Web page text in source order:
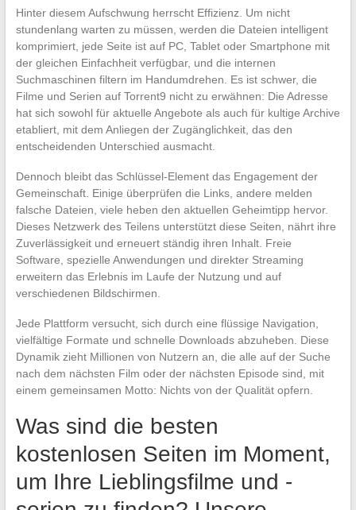
Hinter diesem Aufschwung herrscht Effizienz. Um nicht
stundenlang warten zu müssen, werden die Dateien intelligent
komprimiert, jede Seite ist auf PC, Tablet oder Smartphone mit
der gleichen Einfachheit verfügbar, und die internen
Suchmaschinen filtern im Handumdrehen. Es ist schwer, die
Filme und Serien auf Torrent9 nicht zu erwähnen: Die Adresse
hat sich sowohl für aktuelle Angebote als auch für kultige Archive
etabliert, mit dem Anliegen der Zugänglichkeit, das den
entscheidenden Unterschied ausmacht.
Dennoch bleibt das Schlüssel-Element das Engagement der
Gemeinschaft. Einige überprüfen die Links, andere melden
falsche Dateien, viele heben den aktuellen Geheimtipp hervor.
Dieses Netzwerk des Teilens unterstützt diese Seiten, nährt ihre
Zuverlässigkeit und erneuert ständig ihren Inhalt. Freie
Software, spezielle Anwendungen und direkter Streaming
erweitern das Erlebnis im Laufe der Nutzung und auf
verschiedenen Bildschirmen.
Jede Plattform versucht, sich durch eine flüssige Navigation,
vielfältige Formate und schnelle Downloads abzuheben. Diese
Dynamik zieht Millionen von Nutzern an, die alle auf der Suche
nach dem nächsten Film oder der nächsten Episode sind, mit
einem gemeinsamen Motto: Nichts von der Qualität opfern.
Was sind die besten
kostenlosen Seiten im Moment,
um Ihre Lieblingsfilme und -